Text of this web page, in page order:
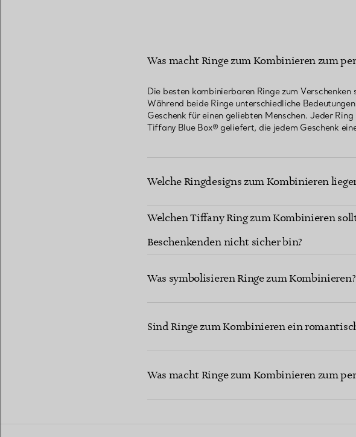
Was macht Ringe zum Kombinieren zum
Die besten kombinierbaren Ringe zum
Während beide Ringe unterschiedliche
Geschenk für einen geliebten Menschen. Jeder
Tiffany Blue Box® geliefert, die jedem Geschenk
Welche Ringdesigns zum Kombinieren
Welchen Tiffany Ring zum Kombinieren
Beschenkenden nicht sicher bin?
Was symbolisieren Ringe zum Kombinieren?
Sind Ringe zum Kombinieren ein
Was macht Ringe zum Kombinieren zum